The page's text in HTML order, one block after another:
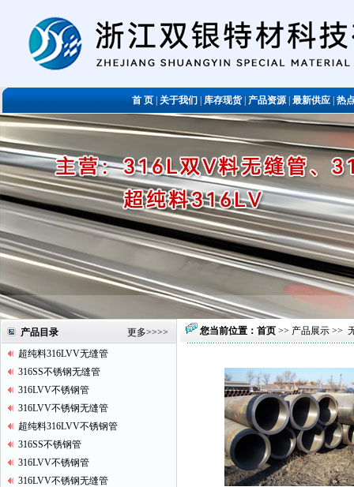
首 页关于我们库存现货|产品资源|最新供应|热
产品目录 更多>>>>
超纯料316LVV无缝管
316SS不锈钢无缝管
316LVV不锈钢管
316LVV不锈钢无缝管
超纯料316LVV不锈钢管
316SS不锈钢管
316LVV不锈钢管
316LVV不锈钢无缝管
您当前位置： 首页 >> 产品展示 >>